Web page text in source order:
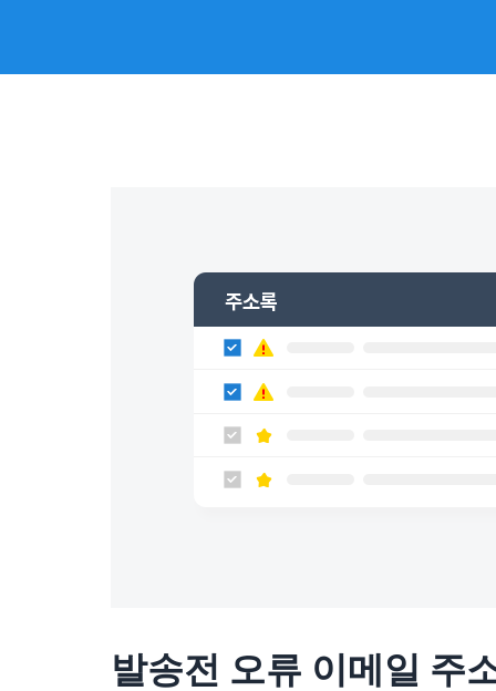
발송전 오류 이메일 주